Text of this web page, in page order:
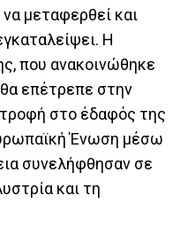
μεταφερθεί και
Η
που ανακοινώθηκε
επέτρεπε στην
στο έδαφός της
Ένωση μέσω
συνελήφθησαν σε
και τη